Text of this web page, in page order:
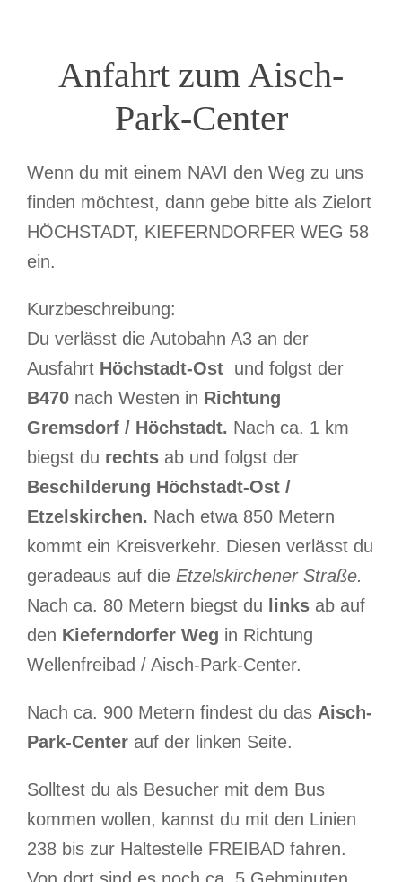
Anfahrt zum Aisch-
Park-Center
Wenn du mit einem NAVI den Weg zu uns
finden möchtest, dann gebe bitte als Zielort
HÖCHSTADT, KIEFERNDORFER WEG 58
ein.
Kurzbeschreibung:
Du verlässt die Autobahn A3 an der
Ausfahrt Höchstadt-Ost und folgst der
B470 nach Westen in Richtung
Gremsdorf / Höchstadt. Nach ca. 1 km
biegst du rechts ab und folgst der
Beschilderung Höchstadt-Ost /
Etzelskirchen. Nach etwa 850 Metern
kommt ein Kreisverkehr. Diesen verlässt du
geradeaus auf die Etzelskirchener Straße.
Nach ca. 80 Metern biegst du
links ab auf
den Kieferndorfer Weg in Richtung
Wellenfreibad / Aisch-Park-Center.
Nach ca. 900 Metern findest du das Aisch-
Park-Center auf der linken Seite.
Solltest du als Besucher mit dem Bus
kommen wollen, kannst du mit den Linien
238 bis zur Haltestelle FREIBAD fahren.